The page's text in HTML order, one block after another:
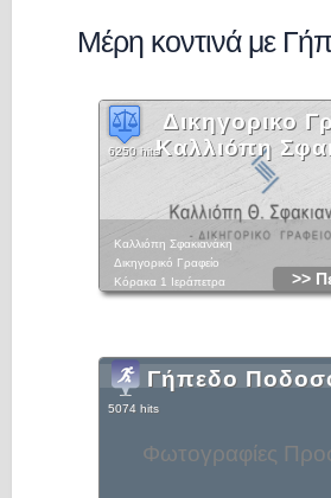
Μέρη κοντινά με
Δικηγορικο
Καλλιόπη
6250 hits
Καλλιόπη Σφακιανάκη
Δικηγορικό Γραφείο
Κόρακα 1 Ιεράπετρα
Τηλ.: 2842023630,
>>
Φωτογραφίες
Γήπεδο
5074 hits